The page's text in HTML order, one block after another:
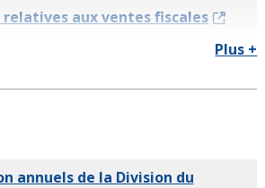
aux ventes fiscales
processus d'expulsion après une
Plus +
annuels de la Division du